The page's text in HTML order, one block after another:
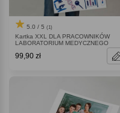
5.0 / 5 (1)
Kartka XXL DLA PRACOWNIKÓW
LABORATORIUM MEDYCZNEGO
99,90 zł